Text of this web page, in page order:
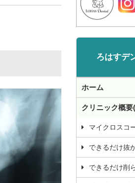
ろはすデ
ホーム
クリニック概
マイクロスコ
できるだけ抜
できるだけ削